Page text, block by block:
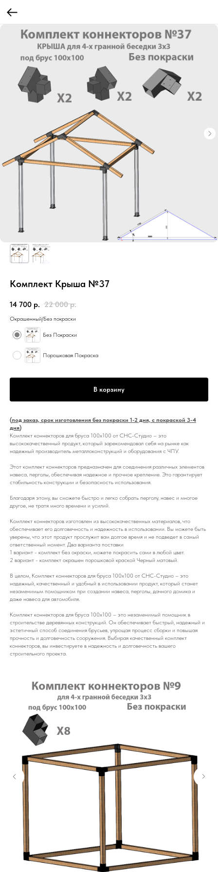
Комплект Крыша №37
14 700 р. 22 000 р.
Окрашенный/Без покраски
Без Покраски
Порошковая Покраска
В корзину
(под заказ, срок изготовления без покраски 1-2 дня, с покраской 3-4
дня)
Комплект коннекторов для бруса 100x100 от СНС-Студио – это
высококачественный продукт, который зарекомендовал себя на рынке как
надежный производитель металлоконструкций и оборудования с ЧПУ.
Этот комплект коннекторов предназначен для соединения различных элементов
навеса, перголы, обеспечивая надежное и прочное крепление. Это гарантирует
стабильность конструкции и безопасность использования.
Благодаря этому, вы сможете быстро и легко собрать перголу, навес и многое
другое, не тратя много времени и усилий.
Комплект коннекторов изготовлен из высококачественных материалов, что
обеспечивает его долговечность и надежность в использовании. Вы можете быть
уверены, что этот продукт прослужит вам долгое время и не подведет в самый
ответственный момент. Два варианта поставки
1 вариант - комплект без окраски, можете покрасить сами в любой цвет.
2 вариант - комплект окрашен порошковой краской Черный матовый.
В целом, Комплект коннекторов для бруса 100x100 от СНС-Студио – это
надежный, качественный и удобный в использовании продукт, который станет
незаменимым помощником при создании навеса, перголы, дачного домика и
даже навеса для автомобиля.
Комплект коннекторов для бруса 100x100 – это незаменимый помощник в
строительстве деревянных конструкций. Он обеспечивает быстрый, надежный и
эстетичный способ соединения брусьев, упрощая процесс сборки и повышая
прочность и долговечность сооружения. Выбирая качественный комплект
коннекторов, вы инвестируете в надежность и долговечность вашего
строительного проекта.